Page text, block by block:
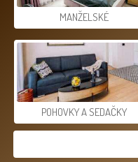
MANŽELSKÉ
POHOVKY A SEDAČKY